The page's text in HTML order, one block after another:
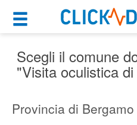
Motore
Cosa possiamo offrirti
Prenota una visita
Scegli il comune
"Visita oculistica
Provincia di Bergamo